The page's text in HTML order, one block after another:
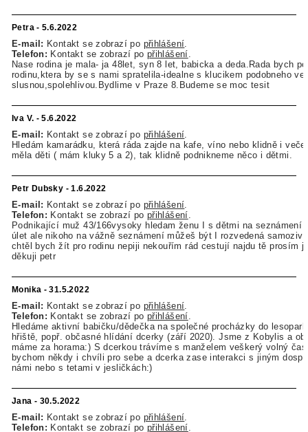
Petra - 5.6.2022
E-mail: Kontakt se zobrazí po přihlášení
Telefon: Kontakt se zobrazí po přihlášení
Nase rodina je mala- ja 48let, syn 8 let, babicka a deda.Rada bych
rodinu,ktera by se s nami spratelila-idealne s klucikem podobneho
slusnou,spolehlivou.Bydlime v Praze 8.Budeme se moc tesit
Iva V. - 5.6.2022
E-mail: Kontakt se zobrazí po přihlášení
Hledám kamarádku, která ráda zajde na kafe, víno nebo klidně i
měla děti ( mám kluky 5 a 2), tak klidně podnikneme něco i dětmi.
Petr Dubsky - 1.6.2022
E-mail: Kontakt se zobrazí po přihlášení
Telefon: Kontakt se zobrazí po přihlášení
Podnikající muž 43/166vysoky hledam ženu I s dětmi na seznámení
úlet ale nikoho na vážně seznámení můžeš být I rozvedená
chtěl bych žít pro rodinu nepiji nekouřím rád cestují najdu tě prosím
děkuji petr
Monika - 31.5.2022
E-mail: Kontakt se zobrazí po přihlášení
Telefon: Kontakt se zobrazí po přihlášení
Hledáme aktivní babičku/dědečka na společné procházky do
hřiště, popř. občasné hlídání dcerky (září 2020). Jsme z Kobylis a
máme za horama:) S dcerkou trávíme s manželem veškerý volný
bychom někdy i chvíli pro sebe a dcerka zase interakci s jiným
námi nebo s tetami v jesličkách:)
Jana - 30.5.2022
E-mail: Kontakt se zobrazí po přihlášení
Telefon: Kontakt se zobrazí po přihlášení